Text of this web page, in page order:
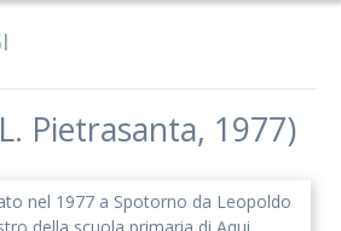
nostra newsletter
nostre iniziative e l'andamento del
Salta
Pietrasanta, 1977)
nel 1977 a Spotorno da Leopoldo